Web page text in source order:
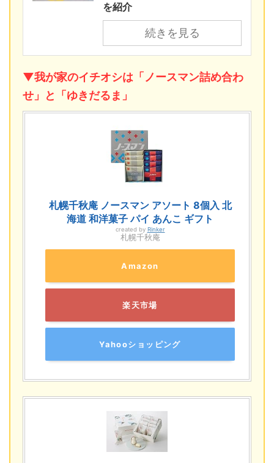
を紹介
続きを見る
▼我が家のイチオシは「ノースマン詰め合わ
せ」と「ゆきだるま」
札幌千秋庵 ノースマン アソート 8個入 北
海道 和洋菓子 パイ あんこ ギフト
created by Rinker
札幌千秋庵
Amazon
楽天市場
Yahooショッピング